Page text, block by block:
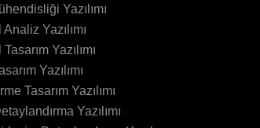
Yazılımı
Analiz Yazılımı
Yazılımı
Yazılımı
Tasarım Yazılımı
Yazılımı